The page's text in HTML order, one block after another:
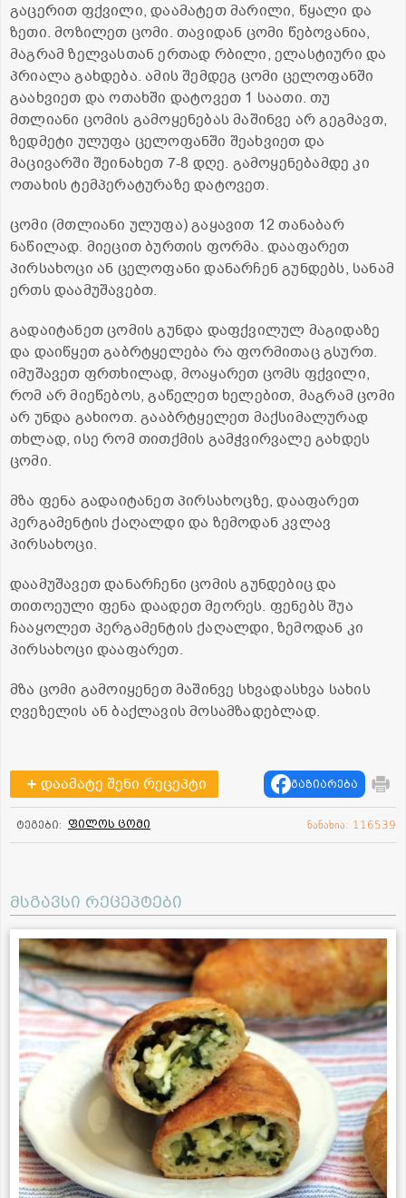
გაცერით ფქვილი, დაამატეთ მარილი, წყალი და
ზეთი. მოზილეთ ცომი. თავიდან ცომი წებოვანია,
მაგრამ ზელვასთან ერთად რბილი, ელასტიური და
პრიალა გახდება. ამის შემდეგ ცომი ცელოფანში
გაახვიეთ და ოთახში დატოვეთ 1 საათი. თუ
მთლიანი ცომის გამოყენებას მაშინვე არ გეგმავთ,
ზედმეტი ულუფა ცელოფანში შეახვიეთ და
მაცივარში შეინახეთ 7-8 დღე. გამოყენებამდე კი
ოთახის ტემპერატურაზე დატოვეთ.
ცომი (მთლიანი ულუფა) გაყავით 12 თანაბარ
ნაწილად. მიეცით ბურთის ფორმა. დააფარეთ
პირსახოცი ან ცელოფანი დანარჩენ გუნდებს, სანამ
ერთს დაამუშავებთ.
გადაიტანეთ ცომის გუნდა დაფქვილულ მაგიდაზე
და დაიწყეთ გაბრტყელება რა ფორმითაც გსურთ.
იმუშავეთ ფრთხილად, მოაყარეთ ცომს ფქვილი,
რომ არ მიეწებოს, გაწელეთ ხელებით, მაგრამ ცომი
არ უნდა გახიოთ. გააბრტყელეთ მაქსიმალურად
თხლად, ისე რომ თითქმის გამჭვირვალე გახდეს
ცომი.
მზა ფენა გადაიტანეთ პირსახოცზე, დააფარეთ
პერგამენტის ქაღალდი და ზემოდან კვლავ
პირსახოცი.
დაამუშავეთ დანარჩენი ცომის გუნდებიც და
თითოეული ფენა დაადეთ მეორეს. ფენებს შუა
ჩააყოლეთ პერგამენტის ქაღალდი, ზემოდან კი
პირსახოცი დააფარეთ.
მზა ცომი გამოიყენეთ მაშინვე სხვადასხვა სახის
ღვეზელის ან ბაქლავის მოსამზადებლად.
დაამატე შენი რეცეპტი გაზიარება
ტეგები: ფილოს ცომი ნანახია: 116539
მსგავსი რეცეპტები